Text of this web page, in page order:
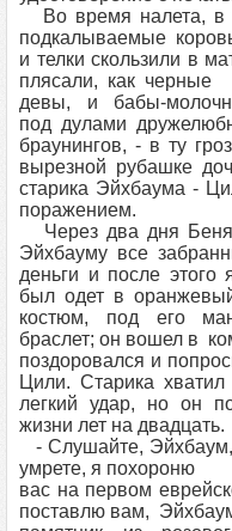
Во время налета, в
подкалываемые
и телки скользили в
плясали, как черные
девы, и бабы-
под дулами
браунингов, - в ту
вырезной рубашке
старика Эйхбаума -
поражением.
Через два дня Беня
Эйхбауму все
деньги и после
был одет в
костюм, под его
браслет; он вошел в
поздоровался и
Цили. Старика хватил
легкий удар, но он
жизни лет на двадцать.
- Слушайте, Эйхбаум,
умрете, я похороню
вас на первом
поставлю вам,